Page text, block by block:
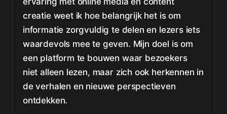
creatie weet ik hoe belangrijk het is om
informatie zorgvuldig te delen en lezers iets
waardevols mee te geven. Mijn doel is om
een platform te bouwen waar bezoekers
niet alleen lezen, maar zich ook herkennen in
de verhalen en nieuwe perspectieven
ontdekken.